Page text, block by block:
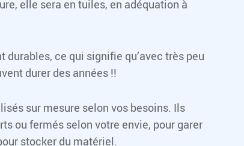
elle sera en tuiles, en adéquation à
durables, ce qui signifie qu’avec très peu
durer des années !!
sur mesure selon vos besoins. Ils
ou fermés selon votre envie, pour garer
stocker du matériel.